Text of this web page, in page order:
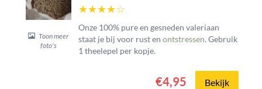
Toon meer
foto's
★★★★☆
Onze 100% pure en gesneden valeriaan
staat je bij voor rust en ontstressen. Gebruik
1 theelepel per kopje.
€4,95 Bekijk